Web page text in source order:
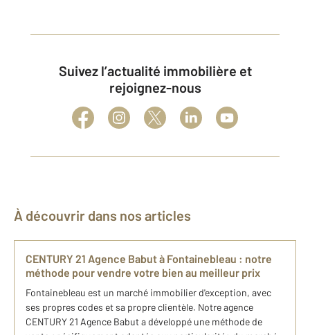
Suivez l’actualité immobilière et
rejoignez-nous
À découvrir dans nos articles
CENTURY 21 Agence Babut à Fontainebleau : notre
méthode pour vendre votre bien au meilleur prix
Fontainebleau est un marché immobilier d'exception, avec
ses propres codes et sa propre clientèle. Notre agence
CENTURY 21 Agence Babut a développé une méthode de